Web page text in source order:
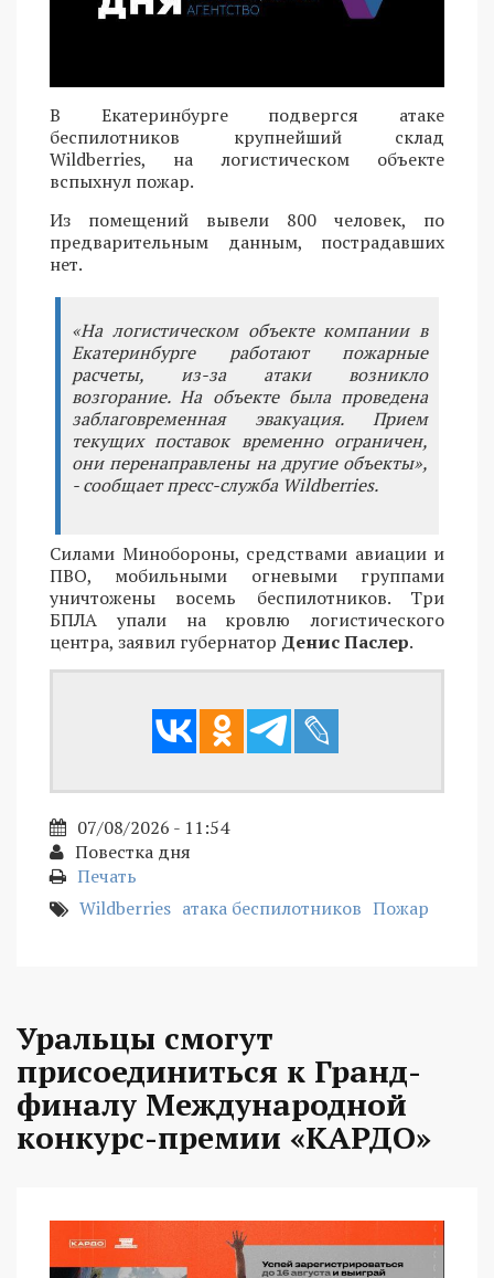
В Екатеринбурге подвергся атаке
беспилотников крупнейший склад
Wildberries, на логистическом объекте
вспыхнул пожар.
Из помещений вывели 800 человек, по
предварительным данным, пострадавших
нет.
«На логистическом объекте компании в
Екатеринбурге работают пожарные
расчеты, из-за атаки возникло
возгорание. На объекте была проведена
заблаговременная эвакуация. Прием
текущих поставок временно ограничен,
они перенаправлены на другие объекты»,
- сообщает пресс-служба Wildberries.
Силами Минобороны, средствами авиации и
ПВО, мобильными огневыми группами
уничтожены восемь беспилотников. Три
БПЛА упали на кровлю логистического
центра, заявил губернатор Денис Паслер.
07/08/2026 - 11:54
Повестка дня
Печать
Wildberries атака беспилотников Пожар
Уральцы смогут
присоединиться к Гранд-
финалу Международной
конкурс-премии «КАРДО»